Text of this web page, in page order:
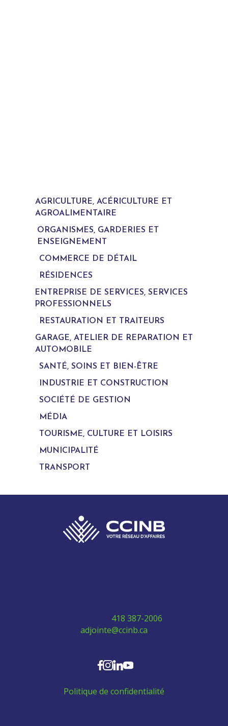
AGRICULTURE, ACÉRICULTURE ET
AGROALIMENTAIRE
ORGANISMES, GARDERIES ET
ENSEIGNEMENT
COMMERCE DE DÉTAIL
RÉSIDENCES
ENTREPRISE DE SERVICES, SERVICES
PROFESSIONNELS
RESTAURATION ET TRAITEURS
GARAGE, ATELIER DE REPARATION ET
AUTOMOBILE
SANTÉ, SOINS ET BIEN-ÊTRE
INDUSTRIE ET CONSTRUCTION
SOCIÉTÉ DE GESTION
MÉDIA
TOURISME, CULTURE ET LOISIRS
MUNICIPALITÉ
TRANSPORT
418 387-2006
adjointe@ccinb.ca
Politique de confidentialité